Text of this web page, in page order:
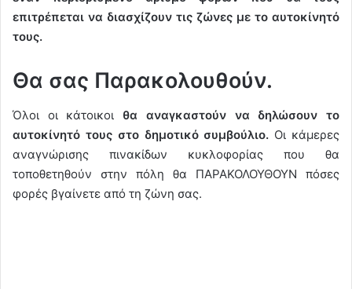
επιτρέπεται να διασχίζουν τις ζώνες με το αυτοκίνητό
τους.
Θα σας Παρακολουθούν.
Όλοι οι κάτοικοι θα αναγκαστούν να δηλώσουν το
αυτοκίνητό τους στο δημοτικό συμβούλιο. Οι κάμερες
αναγνώρισης πινακίδων κυκλοφορίας που θα
τοποθετηθούν στην πόλη θα ΠΑΡΑΚΟΛΟΥΘΟΥΝ πόσες
φορές βγαίνετε από τη ζώνη σας.